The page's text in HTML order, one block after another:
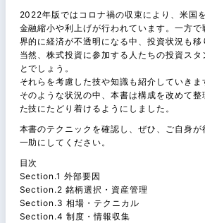
2022年版ではコロナ禍の収束により、米国
金融縮小や利上げが行われています。一方
界的に経済が不透明になる中、投資状況も移
当然、株式投資に参加する人たちの投資スタ
とでしょう。
それらを考慮した技や知識も紹介していきま
そのような状況の中、本書は構成を改めて整
た技にたどり着けるようにしました。
本書のテクニックを確認し、ぜひ、ご自身
一助にしてください。
目次
Section.1 外部要因
Section.2 銘柄選択・資産管理
Section.3 相場・テクニカル
Section.4 制度・情報収集